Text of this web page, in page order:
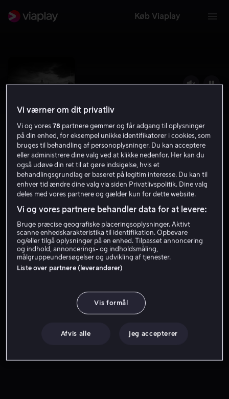
Køb Viaplay
Suits
Drama Komedie
Få Viaplay
Manhattans hotshot-advokat Harvey Specter tager en
Manhattans hotshot-advokat Harvey Specter tager en
umotiveret college-dropout, som sin medarbejder.
Rick Hoffman Vis mere
Vi værner om dit privatliv
Vi og vores78 partnere gemmer og får adgang til oplysninger
på din enhed, for eksempel unikke identifikatorer i cookies, som
bruges til behandling af personoplysninger. Du kan acceptere
eller administrere dine valg ved at klikke nedenfor. Her kan du
også udøve din ret til at gøre indsigelse, hvis et
behandlingsgrundlag er baseret på legitim interesse. Du kan til
enhver tid ændre dine valg via siden Privatlivspolitik. Dine valg
deles med vores partnere og gælder kun for dette website.
Vi og vores partnere behandler data for at levere:
Bruge præcise geografiske placeringsoplysninger. Aktivt
scanne enhedskarakteristika til identifikation. Opbevare
og/eller tilgå oplysninger på en enhed. Tilpasset annoncering
og indhold, annoncerings- og indholdsmåling,
målgruppeundersøgelser og udvikling af tjenester.
Liste over partnere (leverandører)
Vis formål
Afvis alle Jeg accepterer